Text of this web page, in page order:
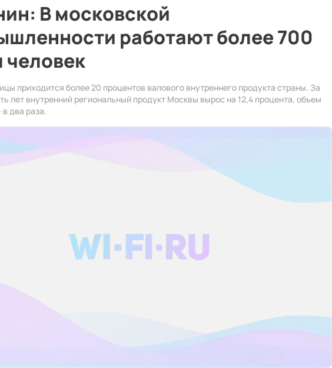
В московской
работают более 700
человек
приходится более 20 процентов валового внутреннего продукта страны. За
лет внутренний региональный продукт Москвы вырос на 12,4 процента, объем
два раза.